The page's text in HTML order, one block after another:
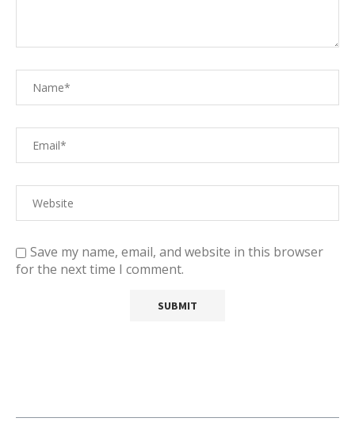
Save my name, email, and website in this browser
for the next time I comment.